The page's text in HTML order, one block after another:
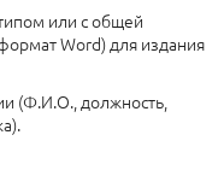
или с общей
Word) для издания
(Ф.И.О., должность,